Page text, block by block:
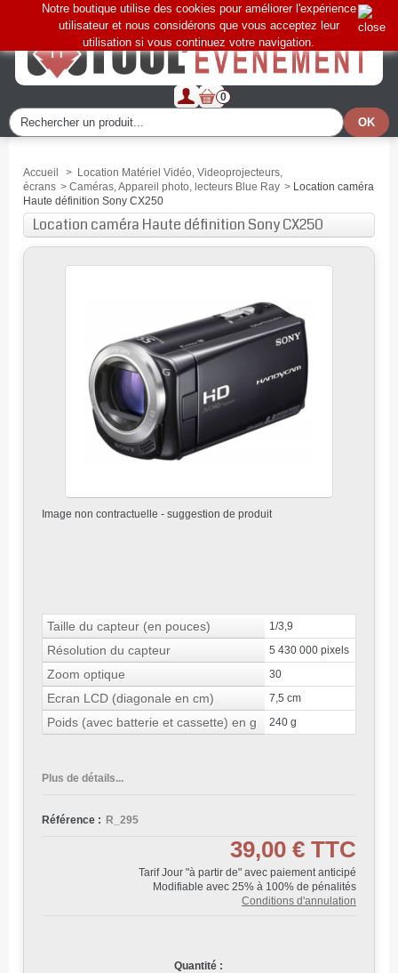
0
Notre boutique utilise des cookies pour améliorer l'expérience
utilisateur et nous considérons que vous acceptez leur
utilisation si vous continuez votre navigation.
Accueil > Location Matériel Vidéo, Videoprojecteurs,
écrans > Caméras, Appareil photo, lecteurs Blue Ray > Location caméra
Haute définition Sony CX250
Location caméra Haute définition Sony CX250
Image non contractuelle - suggestion de produit
Taille du capteur (en pouces) 1/3,9
Résolution du capteur 5 430 000 pixels
Zoom optique 30
Ecran LCD (diagonale en cm) 7,5 cm
Poids (avec batterie et cassette) en g 240 g
Plus de détails...
Référence : R_295
39,00 € TTC
Tarif Jour "à partir de" avec paiement anticipé
Modifiable avec 25% à 100% de pénalités
Conditions d'annulation
Quantité :